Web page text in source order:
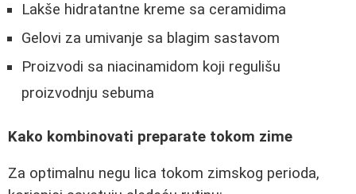
Lakše hidratantne kreme sa ceramidima
Gelovi za umivanje sa blagim sastavom
Proizvodi sa niacinamidom koji regulišu
proizvodnju sebuma
Kako kombinovati preparate tokom zime
Za optimalnu negu lica tokom zimskog perioda,